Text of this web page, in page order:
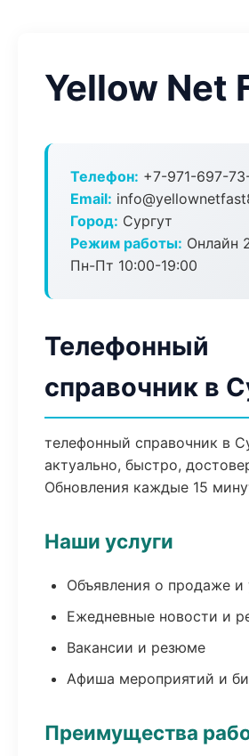
Yellow Net
Телефон: +7-971-697-
Email:
Город: Сургут
Режим работы: Онлайн
Пн-Пт 10:00-19:00
Телефонный
справочник в
телефонный справочник в
актуально, быстро,
Обновления каждые 15
Наши услуги
Объявления о продаже и
Ежедневные новости и
Вакансии и резюме
Афиша мероприятий и
Преимущества